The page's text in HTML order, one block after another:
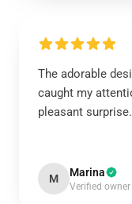
The adorable
caught my
pleasant surprise.
M Marina
Verified owner